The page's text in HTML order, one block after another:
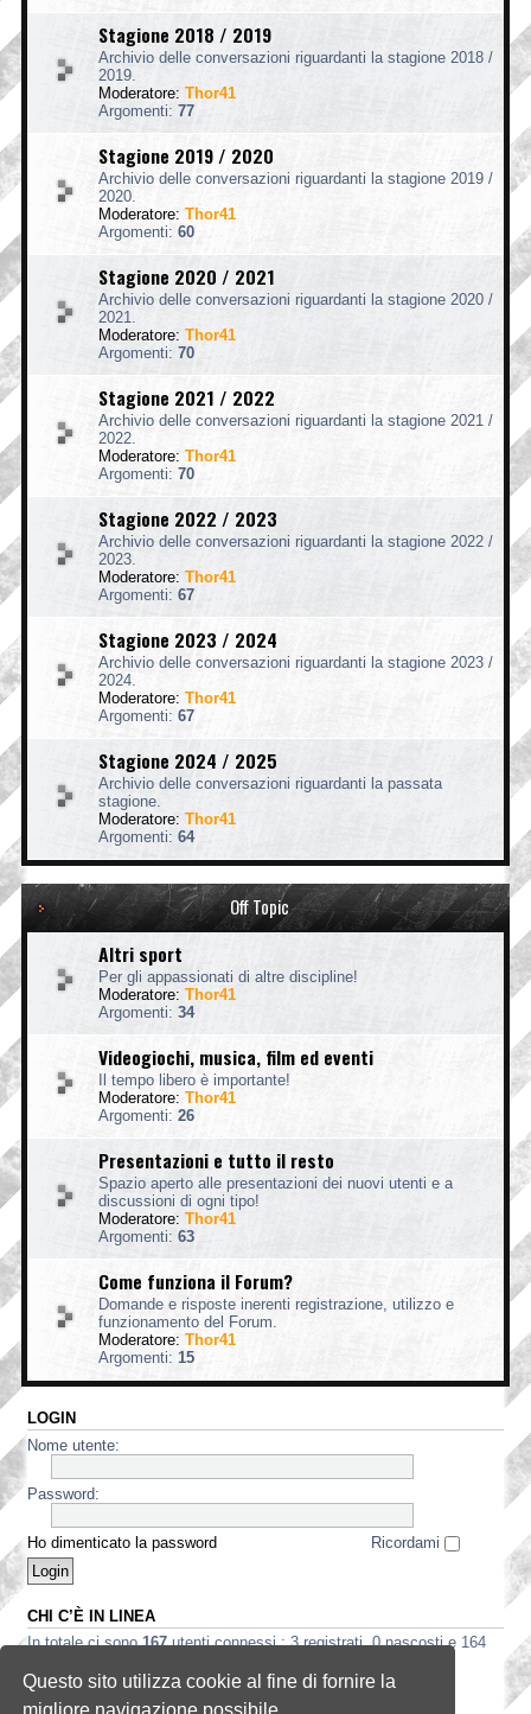
Questo sito utilizza cookie al fine di fornire la
migliore navigazione possibile
Stagione 2018 / 2019
Archivio delle conversazioni riguardanti la stagione 2018 /
2019.
Moderatore: Thor41
Argomenti: 77
Stagione 2019 / 2020
Archivio delle conversazioni riguardanti la stagione 2019 /
2020.
Moderatore: Thor41
Argomenti: 60
Stagione 2020 / 2021
Archivio delle conversazioni riguardanti la stagione 2020 /
2021.
Moderatore: Thor41
Argomenti: 70
Stagione 2021 / 2022
Archivio delle conversazioni riguardanti la stagione 2021 /
2022.
Moderatore: Thor41
Argomenti: 70
Stagione 2022 / 2023
Archivio delle conversazioni riguardanti la stagione 2022 /
2023.
Moderatore: Thor41
Argomenti: 67
Stagione 2023 / 2024
Archivio delle conversazioni riguardanti la stagione 2023 /
2024.
Moderatore: Thor41
Argomenti: 67
Stagione 2024 / 2025
Archivio delle conversazioni riguardanti la passata
stagione.
Moderatore: Thor41
Argomenti: 64
Off Topic
Altri sport
Per gli appassionati di altre discipline!
Moderatore: Thor41
Argomenti: 34
Videogiochi, musica, film ed eventi
Il tempo libero è importante!
Moderatore: Thor41
Argomenti: 26
Presentazioni e tutto il resto
Spazio aperto alle presentazioni dei nuovi utenti e a
discussioni di ogni tipo!
Moderatore: Thor41
Argomenti: 63
Come funziona il Forum?
Domande e risposte inerenti registrazione, utilizzo e
funzionamento del Forum.
Moderatore: Thor41
Argomenti: 15
LOGIN
Nome utente:
Password:
Ho dimenticato la password Ricordami
CHI C’È IN LINEA
In totale ci sono167utenti connessi : 3 registrati, 0 nascosti e 164
Record di utenti connessi:3535 registrato il 2 ago 2026, 5:56